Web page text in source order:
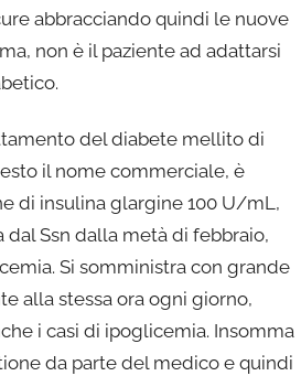
abbracciando quindi le nuove
non è il paziente ad adattarsi
del diabete mellito di
il nome commerciale, è
di insulina glargine 100 U/mL,
Ssn dalla metà di febbraio,
Si somministra con grande
alla stessa ora ogni giorno,
i casi di ipoglicemia. Insomma
da parte del medico e quindi